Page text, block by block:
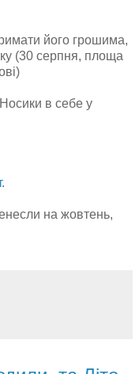
його грошима,
(30 серпня, площа
в себе у
.
на жовтень,